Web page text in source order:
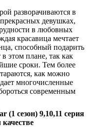
разворачиваются в
девушках,
в любовных
красавица мечтает
способный подарить
этом плане, так как
сроки. Тем более
как можно
многочисленные
современным
(1 сезон) 9,10,11 серия